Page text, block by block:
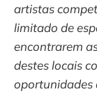
artistas
limitado de
encontrarem
destes locais
oportunidades